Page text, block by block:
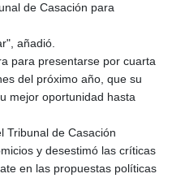
de Casación para
añadió.
para presentarse por cuarta
del próximo año, que su
mejor oportunidad hasta
Tribunal de Casación
y desestimó las críticas
en las propuestas políticas